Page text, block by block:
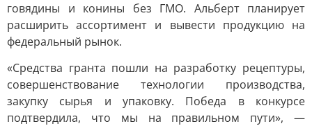
говядины и конины без ГМО. Альберт планирует
расширить ассортимент и вывести продукцию на
федеральный рынок.
«Средства гранта пошли на разработку рецептуры,
совершенствование технологии производства,
закупку сырья и упаковку. Победа в конкурсе
подтвердила, что мы на правильном пути», —